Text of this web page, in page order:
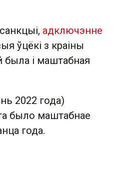
адключэнне
ўцёкі з краіны
была і маштабная
2022 года)
было маштабнае
года.